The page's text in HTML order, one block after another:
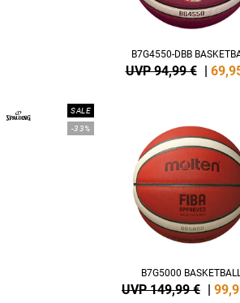
B7G4550-DBB
UVP 94,99 € |
SALE
-33%
B7G5000
UVP 149,99 € |